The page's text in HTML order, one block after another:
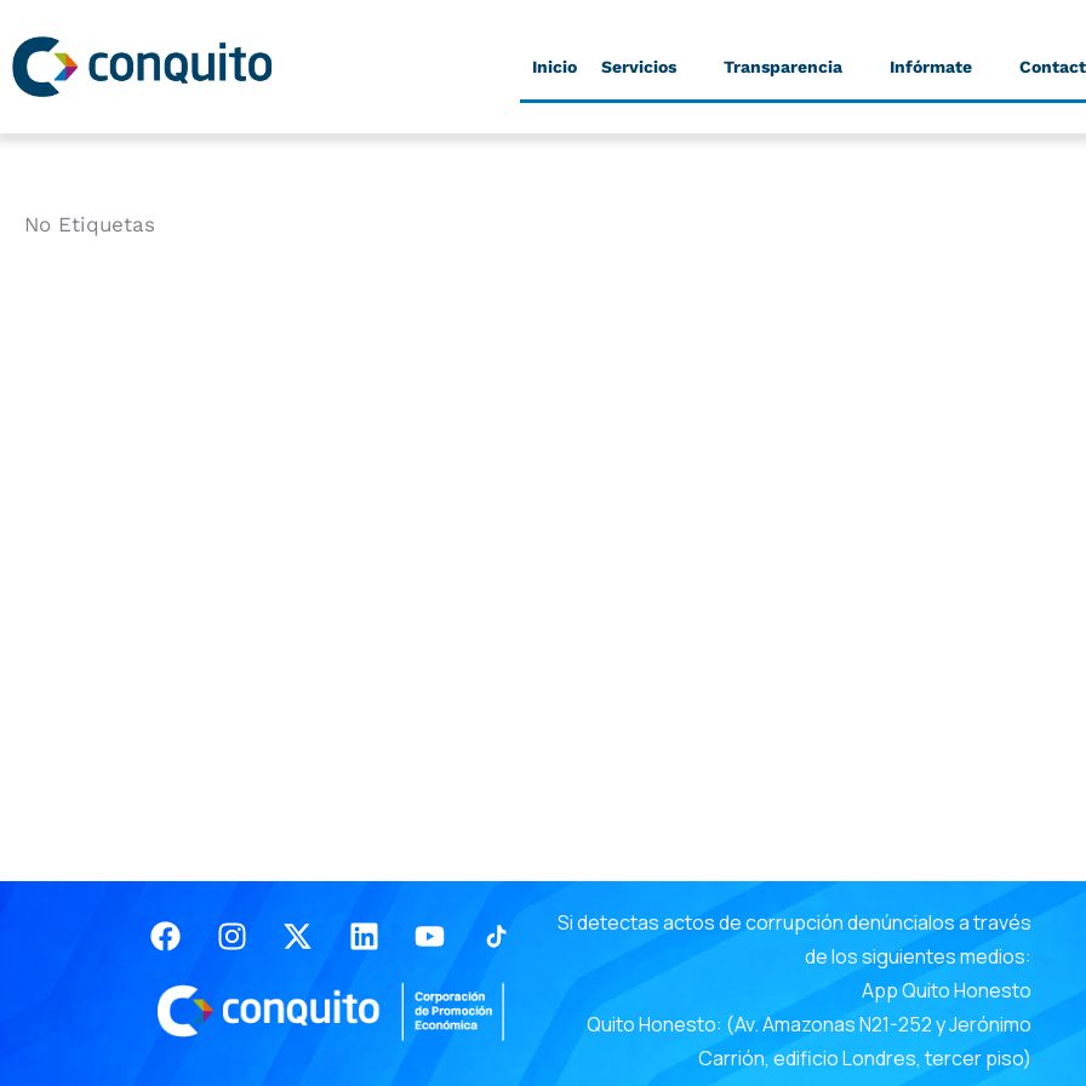
al
contenido
Inicio Servicios Transparencia Infórmate
No Etiquetas
Facebook
Instagram
X-
twitter
LinkedinYoutube
Si detectas actos de corrupción denúncialos a través
de los siguientes medios:
App Quito Honesto
Quito Honesto: (Av. Amazonas N21-252 y Jerónimo
Carrión, edificio Londres, tercer piso)